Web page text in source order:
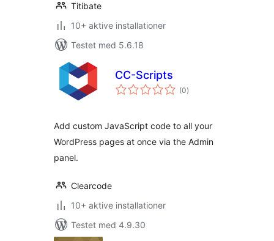
Titibate
10+ aktive installationer
Testet med 5.6.18
CC-Scripts
(0totale
bedømmelser
)
Add custom JavaScript code to all your
WordPress pages at once via the Admin
panel.
Clearcode
10+ aktive installationer
Testet med 4.9.30